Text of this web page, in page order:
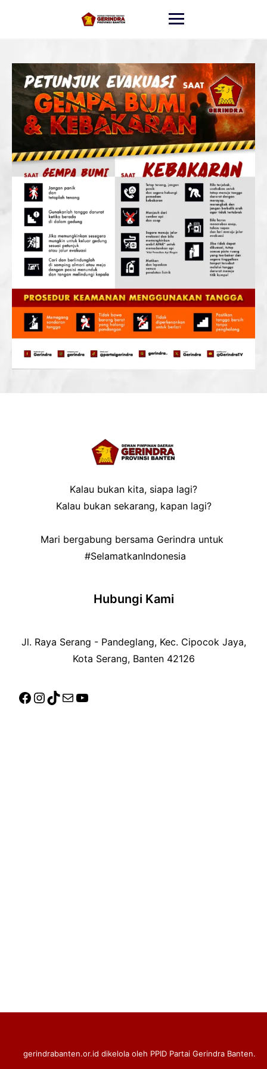
Kalau bukan kita, siapa lagi?
Kalau bukan sekarang, kapan lagi?
Mari bergabung bersama Gerindra untuk
#SelamatkanIndonesia
Hubungi Kami
Jl. Raya Serang - Pandeglang, Kec. Cipocok Jaya,
Kota Serang, Banten 42126
gerindrabanten.or.id dikelola oleh PPID Partai Gerindra Banten.